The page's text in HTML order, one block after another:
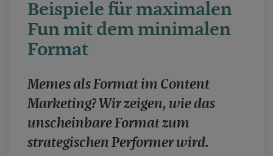
about us
references
whitepaper
branchen
Beispiele für maximalen
Fun mit dem minimalen
Format
Memes als Format im Content
Marketing? Wir zeigen, wie das
unscheinbare Format zum
strategischen Performer wird.